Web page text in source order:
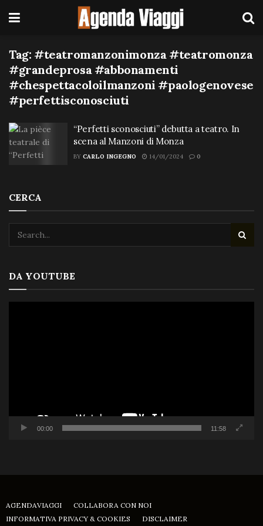
Tag: #teatromanzonimonza #teatromonza
#grandeprosa #abbonamenti
#chespettacoloilmanzoni #paologenovese
#perfettisconosciuti
“Perfetti sconosciuti” debutta a teatro. In
scena al Manzoni di Monza
BY CARLO INGEGNO 14/01/2024 0
CERCA
DA YOUTUBE
00:00 11:58
AGENDAVIAGGI
COLLABORA CON NOI
INFORMATIVA PRIVACY & COOKIES
DISCLAIMER